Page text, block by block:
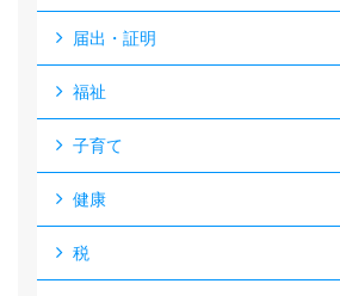
届出・証明
福祉
子育て
健康
税